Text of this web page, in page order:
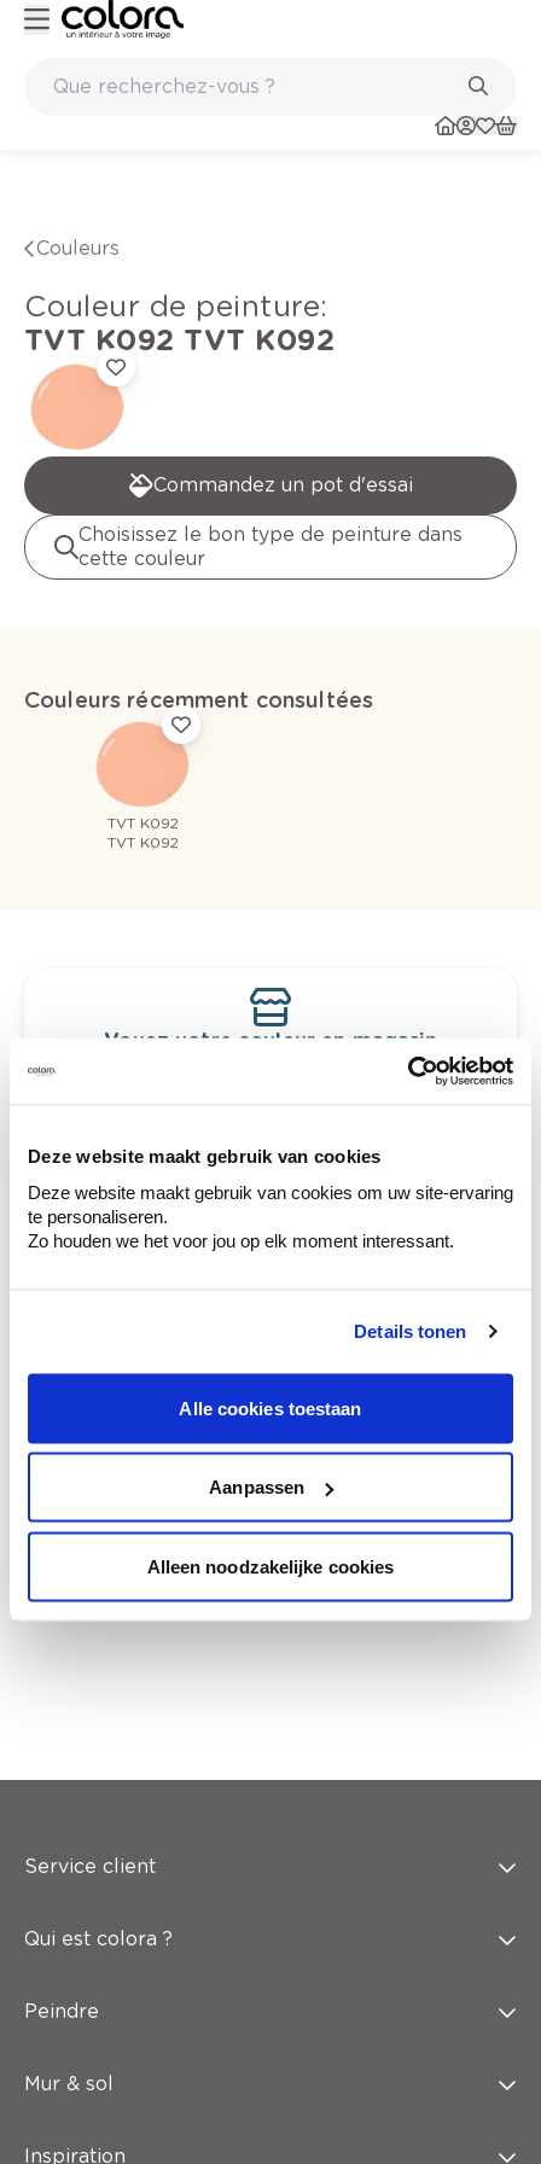
Deze website maakt gebruik van cookies
Deze website maakt gebruik van cookies om uw site-ervaring
te personaliseren.
Zo houden we het voor jou op elk moment interessant.
Details tonen
Alle cookies toestaan
Aanpassen
Alleen noodzakelijke cookies
Couleurs
Couleur de peinture:
TVT K092 TVT K092
Commandez un pot d'essai
Choisissez le bon type de peinture dans
cette couleur
Couleurs récemment consultées
TVT K092
TVT K092
Voyez votre couleur en magasin
Découvrez des échantillons de votre
votre couleur.
Obtenez des conseils personnalisés sur la
combinaison de couleurs.
Conseil couleur à domicile
en couleur.
l'éclairage et de votre mobilier.
Obtenez un contrôle technologique de vos
Service client
Qui est colora ?
Peindre
Mur & sol
Inspiration